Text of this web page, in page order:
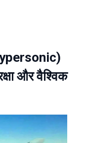
और वैश्विक